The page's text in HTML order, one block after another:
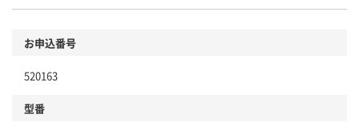
商品
本体
お申込番号
520163
型番